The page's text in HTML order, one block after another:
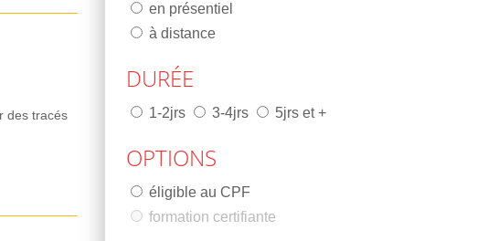
en présentiel
à distance
DURÉE
1-2jrs 3-4jrs 5jrs et +
OPTIONS
éligible au CPF
formation certifiante
des tracés